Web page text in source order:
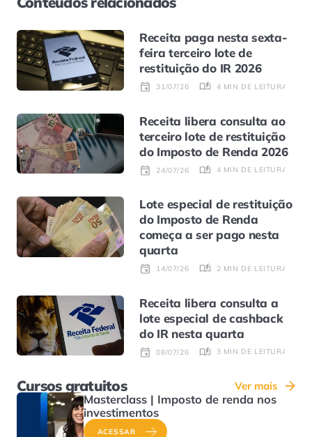
Receita paga nesta sexta-
feira terceiro lote de
restituição do IR 2026
31/07/26 4 MIN DE LEITURA
Receita libera consulta ao
terceiro lote de restituição
do Imposto de Renda 2026
24/07/26 4 MIN DE LEITURA
Lote especial de restituição
do Imposto de Renda
começa a ser pago nesta
quarta
14/07/26 2 MIN DE LEITURA
Receita libera consulta a
lote especial de cashback
do IR nesta quarta
08/07/26 3 MIN DE LEITURA
Cursos gratuitos Ver mais
Masterclass | Imposto de renda nos
investimentos
ACESSAR